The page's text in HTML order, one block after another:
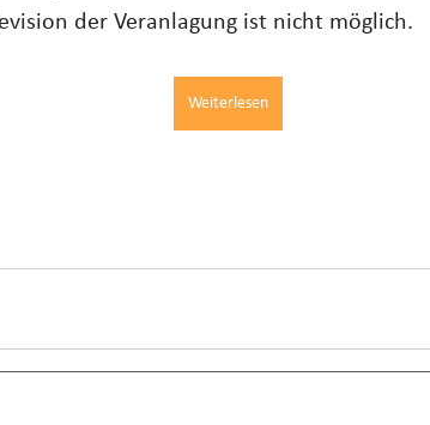
der Veranlagung ist nicht möglich.
Weiterlesen